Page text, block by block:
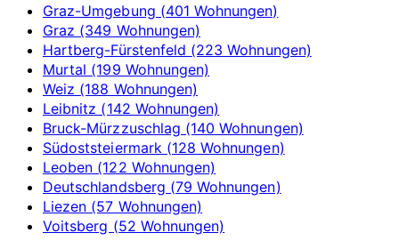
Graz-Umgebung (401 Wohnungen)
Graz (349 Wohnungen)
Hartberg-Fürstenfeld (223 Wohnungen)
Murtal (199 Wohnungen)
Weiz (188 Wohnungen)
Leibnitz (142 Wohnungen)
Bruck-Mürzzuschlag (140 Wohnungen)
Südoststeiermark (128 Wohnungen)
Leoben (122 Wohnungen)
Deutschlandsberg (79 Wohnungen)
Liezen (57 Wohnungen)
Voitsberg (52 Wohnungen)